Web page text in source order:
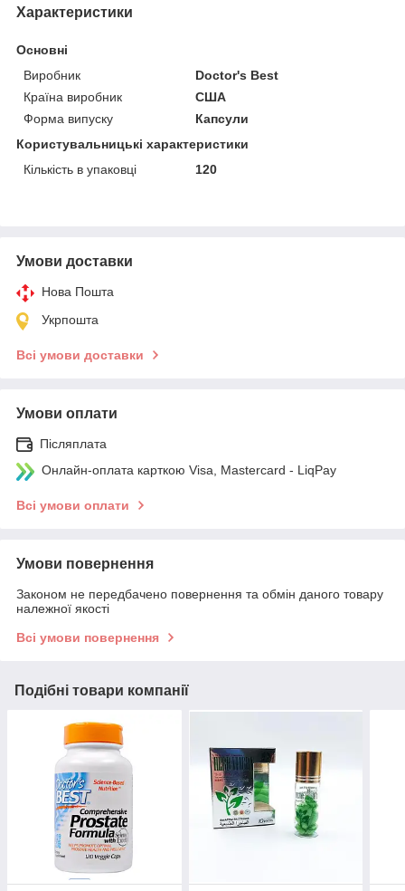
Характеристики
Основні
Виробник
Doctor's Best
Країна виробник
США
Форма випуску
Капсули
Користувальницькі характеристики
Кількість в упаковці
120
Умови доставки
Нова Пошта
Укрпошта
Всі умови доставки
Умови оплати
Післяплата
Онлайн-оплата карткою Visa, Mastercard - LiqPay
Всі умови оплати
Умови повернення
Законом не передбачено повернення та обмін даного товару
належної якості
Всі умови повернення
Подібні товари компанії